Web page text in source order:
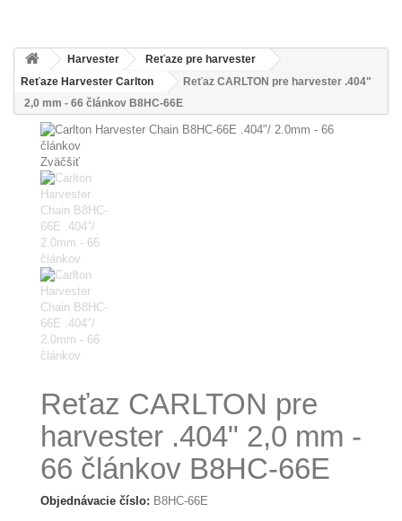
Harvester
Reťaze pre harvester
Reťaze Harvester Carlton
Reťaz CARLTON pre harvester .404"
2,0 mm - 66 článkov B8HC-66E
Zväčšiť
Reťaz CARLTON pre
harvester .404" 2,0 mm -
66 článkov B8HC-66E
Objednávacie číslo: B8HC-66E